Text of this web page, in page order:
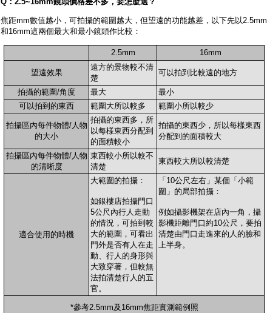
焦距mm數值越小，可拍攝的範圍越大，但望遠的功能越差，以下先以2.5mm
和16mm這兩個最大和最小鏡頭作比較：
2.5mm 16mm
望遠效果
遠方的景物較不清
楚
可以拍到比較遠的地方
拍攝的範圍/角度 最大
最小
可以拍到的東西
範圍大所以較多 範圍小所以較少
拍攝區內每件物體/人物
的大小
拍攝的東西多，所
以每樣東西分配到
的面積較小
拍攝的東西少，所以每樣東西
分配到的面積較大
拍攝區內每件物體/人物
的清晰度
東西較小所以較不
清楚
東西較大所以較清楚
適合使用的時機
大範圍的拍攝：
如銀樓店拍攝門口
5公尺內行人走動
的情況，可拍到較
大的範圍，可看出
門外是否有人在走
動、行人的身形與
大致穿著，但較無
法拍清楚行人的五
官。
「10公尺左右」某個「小範
圍」的局部拍攝：
例如攝影機架在店內一角，攝
影機距離門口約10公尺，要拍
清楚由門口走進來的人的臉和
上半身。
*參考2.5mm及16mm焦距實測範例照